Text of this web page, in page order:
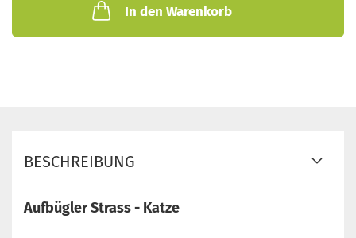
In den Warenkorb
BESCHREIBUNG
Aufbügler Strass - Katze